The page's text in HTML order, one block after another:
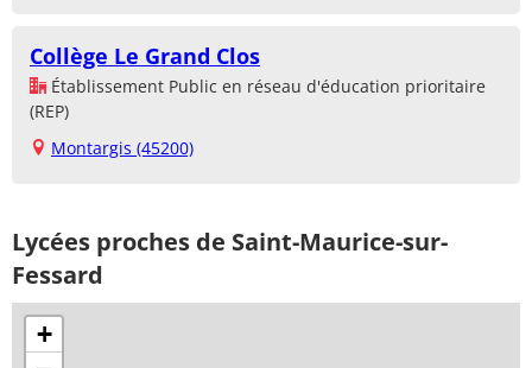
Collège Le Grand Clos
Établissement Public en réseau d'éducation prioritaire
(REP)
Montargis (45200)
Lycées proches de Saint-Maurice-sur-
Fessard
+